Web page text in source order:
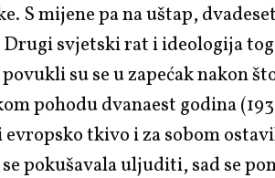
S mijene pa na uštap,
Drugi svjetski rat i ideologija
su se u zapećak nakon
pohodu dvanaest godina
tkivo i za sobom
pokušavala uljuditi, sad se